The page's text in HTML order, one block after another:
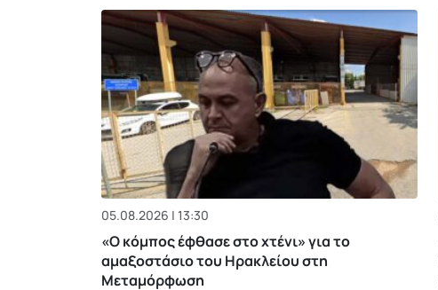
05.08.2026 | 13:30
«Ο κόμπος έφθασε στο χτένι» για το
αμαξοστάσιο του Ηρακλείου στη
Μεταμόρφωση